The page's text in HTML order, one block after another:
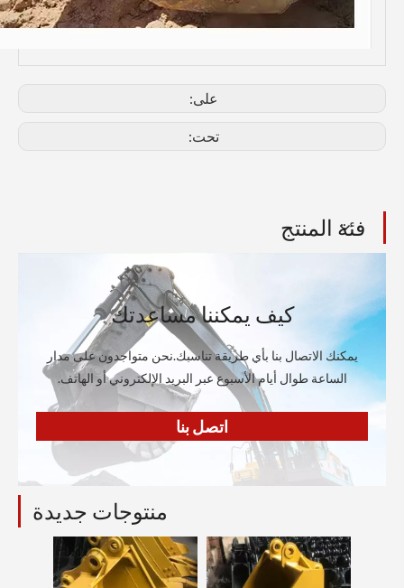
على:
تحت:
فئة المنتج
كيف يمكننا مساعدتك
يمكنك الاتصال بنا بأي طريقة تناسبك.نحن متواجدون على مدار
الساعة طوال أيام الأسبوع عبر البريد الإلكتروني أو الهاتف.
اتصل بنا
منتوجات جديدة